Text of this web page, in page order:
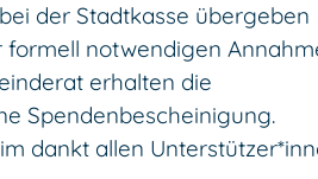
der Stadtkasse übergeben
formell notwendigen
erhalten die
Spendenbescheinigung.
dankt allen